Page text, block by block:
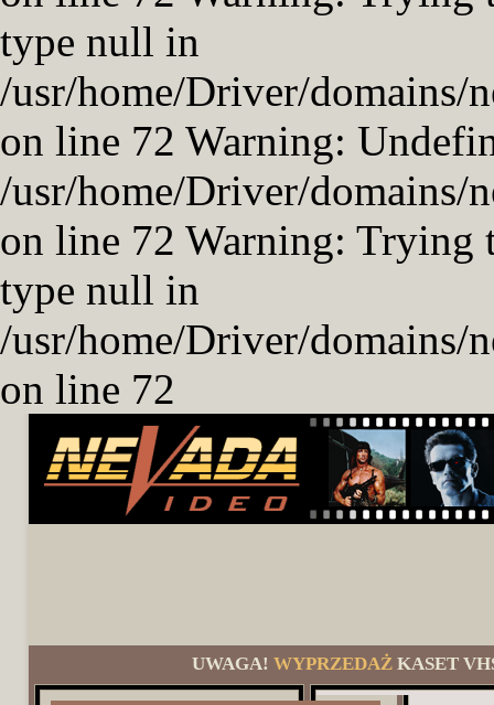
type null in
/usr/home/Driver/domains/
on line 72 Warning:
/usr/home/Driver/domains/
on line 72 Warning: Trying
type null in
/usr/home/Driver/domains/
on line 72
UWAGA! WYPRZEDAŻKASET